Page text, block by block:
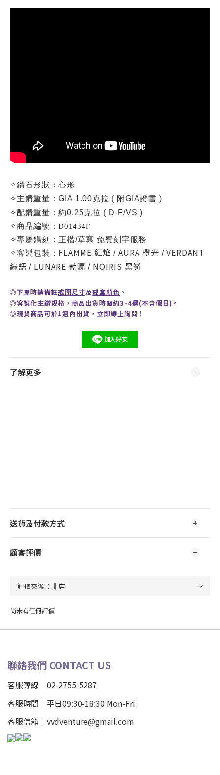
✧鑽石形狀：心形
✧主鑽重量： GIA 1.00克拉 ( 附GIA證書 )
✧配鑽重量：約0.25克拉 ( D-F/VS )
✧商品編號： D01434F
✧專屬鐫刻：正楷/草寫 免費刻字服務
✧客製包裝： FLAMME 紅焰 / AURA 橙光 / VERDANT
綠語 / LUNARE 藍瀾 / NOIRIS 黑嶺
◎下單時請備註戒圍尺寸及戒盒顏色 。
◎客製化主鑽規格，商品出貨時間約3-4週(不含假日)。
◎現貨商品可於1週內出貨， 立即線上詢問 ！
了解更多
送貨及付款方式
顧客評價
尚未有任何評價
聯絡我們 CONTACT US
客服專線｜02-2755-5287
客服時間｜平日09:30-18:30 Mon-Fri
客服信箱｜vvdventure@gmail.com